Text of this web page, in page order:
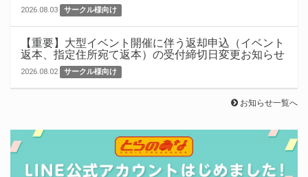
2026.08.03 サークル様向け
【重要】大型イベント開催に伴う返却申込（イベント
返本、指定住所宛て返本）の受付締切日変更お知らせ
2026.08.02 サークル様向け
お知らせ一覧へ